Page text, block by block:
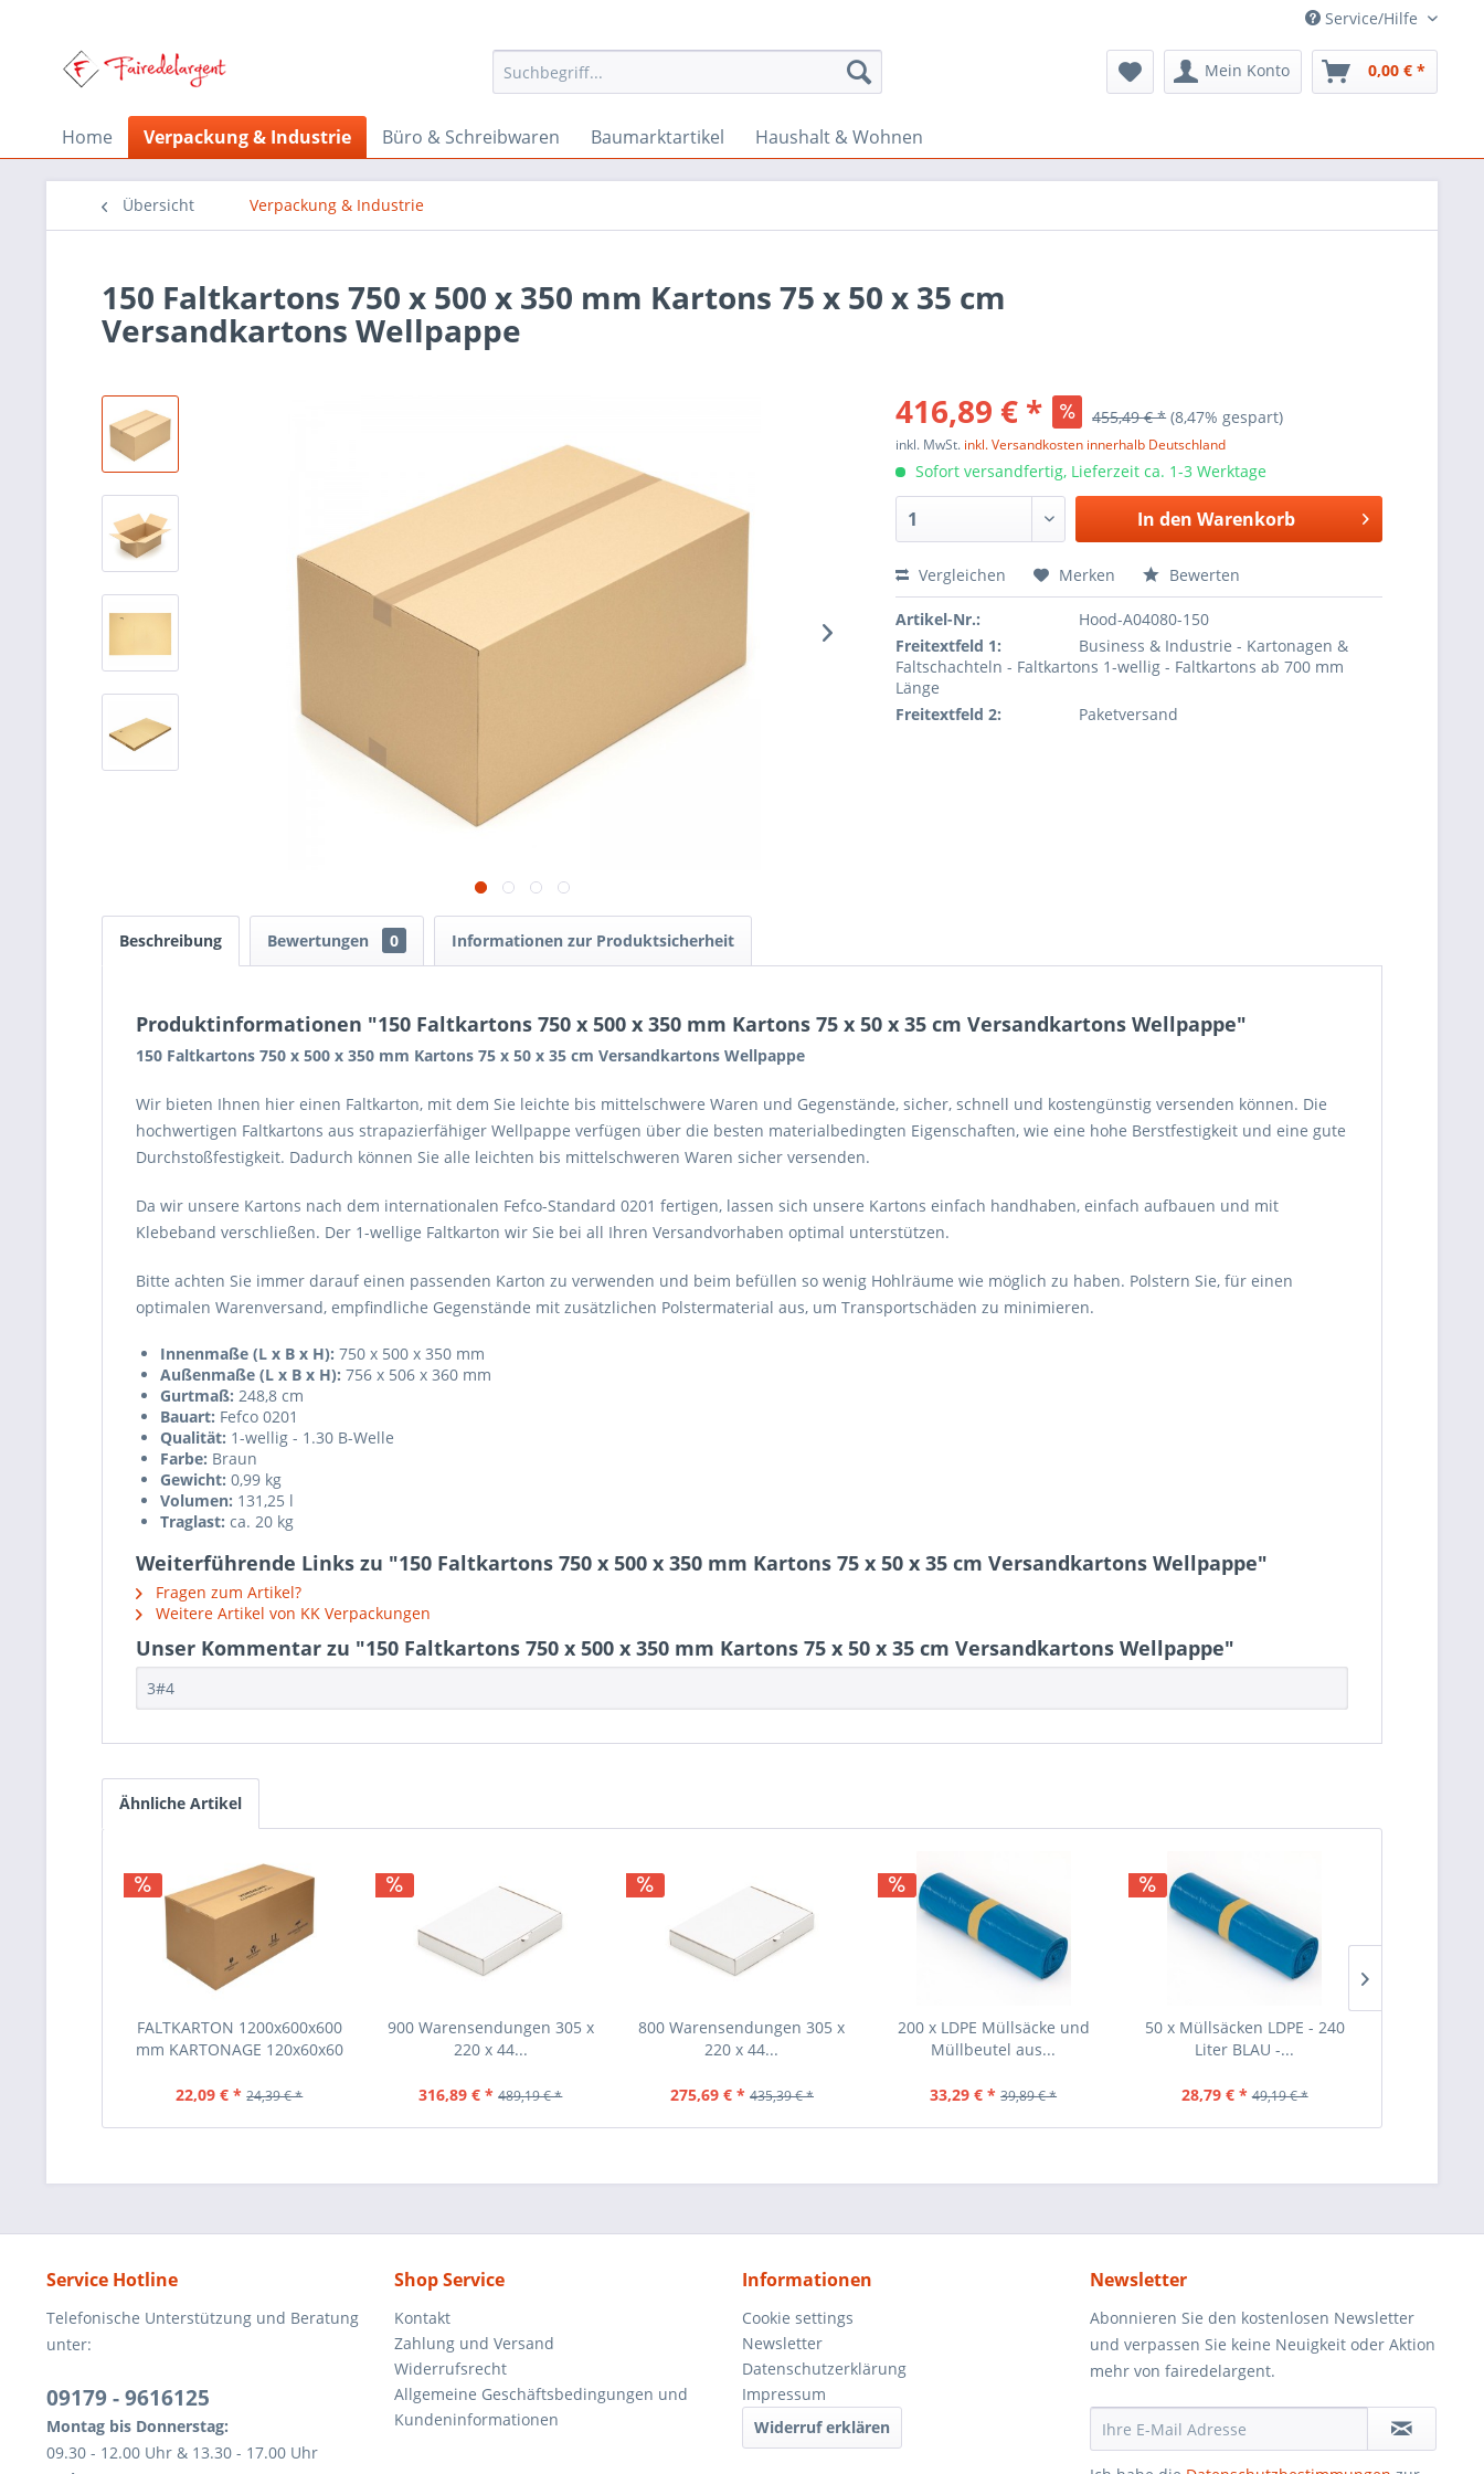
Service/Hilfe
Mein Konto 0,00 € *
Home Verpackung & Industrie Büro & Schreibwaren Baumarktartikel Haushalt & Wohnen
Übersicht Verpackung & Industrie
150 Faltkartons 750 x 500 x 350 mm Kartons 75 x 50 x 35 cm
Versandkartons Wellpappe
416,89 € *
455,49 € * (8,47% gespart)
inkl. MwSt. inkl. Versandkosten innerhalb Deutschland
Sofort versandfertig, Lieferzeit ca. 1-3 Werktage
In den Warenkorb
Vergleichen Merken Bewerten
Artikel-Nr.:
Hood-A04080-150
Freitextfeld 1:
Business & Industrie - Kartonagen &
Faltschachteln - Faltkartons 1-wellig - Faltkartons ab 700 mm
Länge
Freitextfeld 2:
Paketversand
Beschreibung Bewertungen 0 Informationen zur Produktsicherheit
Produktinformationen "150 Faltkartons 750 x 500 x 350 mm Kartons 75 x 50 x 35 cm Versandkartons Wellpappe"
150 Faltkartons 750 x 500 x 350 mm Kartons 75 x 50 x 35 cm Versandkartons Wellpappe
Wir bieten Ihnen hier einen Faltkarton, mit dem Sie leichte bis mittelschwere Waren und Gegenstände, sicher, schnell und kostengünstig versenden können. Die
hochwertigen Faltkartons aus strapazierfähiger Wellpappe verfügen über die besten materialbedingten Eigenschaften, wie eine hohe Berstfestigkeit und eine gute
Durchstoßfestigkeit. Dadurch können Sie alle leichten bis mittelschweren Waren sicher versenden.
Da wir unsere Kartons nach dem internationalen Fefco-Standard 0201 fertigen, lassen sich unsere Kartons einfach handhaben, einfach aufbauen und mit
Klebeband verschließen. Der 1-wellige Faltkarton wir Sie bei all Ihren Versandvorhaben optimal unterstützen.
Bitte achten Sie immer darauf einen passenden Karton zu verwenden und beim befüllen so wenig Hohlräume wie möglich zu haben. Polstern Sie, für einen
optimalen Warenversand, empfindliche Gegenstände mit zusätzlichen Polstermaterial aus, um Transportschäden zu minimieren.
Innenmaße (L x B x H): 750 x 500 x 350 mm
Außenmaße (L x B x H): 756 x 506 x 360 mm
Gurtmaß: 248,8 cm
Bauart: Fefco 0201
Qualität: 1-wellig - 1.30 B-Welle
Farbe: Braun
Gewicht: 0,99 kg
Volumen: 131,25 l
Traglast: ca. 20 kg
Weiterführende Links zu "150 Faltkartons 750 x 500 x 350 mm Kartons 75 x 50 x 35 cm Versandkartons Wellpappe"
Fragen zum Artikel?
Weitere Artikel von KK Verpackungen
Unser Kommentar zu "150 Faltkartons 750 x 500 x 350 mm Kartons 75 x 50 x 35 cm Versandkartons Wellpappe"
3#4
Ähnliche Artikel
FALTKARTON 1200x600x600
mm KARTONAGE 120x60x60
22,09 € * 24,39 € *
900 Warensendungen 305 x
220 x 44...
316,89 € * 489,19 € *
800 Warensendungen 305 x
220 x 44...
275,69 € * 435,39 € *
200 x LDPE Müllsäcke und
Müllbeutel aus...
33,29 € * 39,89 € *
50 x Müllsäcken LDPE - 240
Liter BLAU -...
28,79 € * 49,19 € *
Service Hotline
Telefonische Unterstützung und Beratung
unter:
09179 - 9616125
Montag bis Donnerstag:
09.30 - 12.00 Uhr & 13.30 - 17.00 Uhr
Shop Service
Kontakt
Zahlung und Versand
Widerrufsrecht
Allgemeine Geschäftsbedingungen und
Kundeninformationen
Informationen
Cookie settings
Newsletter
Datenschutzerklärung
Impressum
Widerruf erklären
Newsletter
Abonnieren Sie den kostenlosen Newsletter
und verpassen Sie keine Neuigkeit oder Aktion
mehr von fairedelargent.